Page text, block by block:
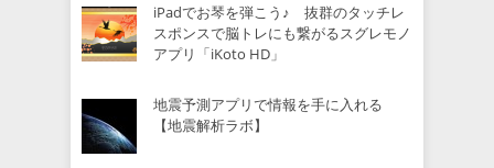
iPadでお琴を弾こう♪ 抜群のタッチレ
スポンスで脳トレにも繋がるスグレモノ
アプリ「iKoto HD」
地震予測アプリで情報を手に入れる
【地震解析ラボ】